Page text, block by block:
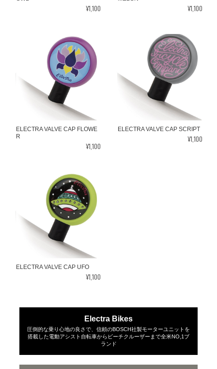
¥1,100 ¥1,100
ELECTRA VALVE CAP FLOWE
R
¥1,100
ELECTRA VALVE CAP SCRIPT
¥1,100
ELECTRA VALVE CAP UFO
¥1,100
Electra Bikes
圧倒的な乗り心地の良さで、信頼のBOSCH社製モーターユニットを
搭載した電動アシスト自転車からビーチクルーザーまで全米NO,1ブ
ランド